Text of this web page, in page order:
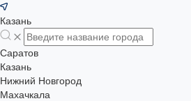
Казань
Саратов
Казань
Нижний Новгород
Махачкала